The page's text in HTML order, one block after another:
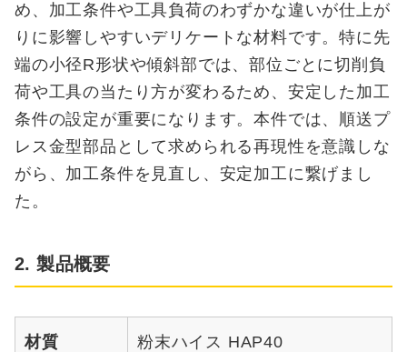
め、加工条件や工具負荷のわずかな違いが仕上が
りに影響しやすいデリケートな材料です。特に先
端の小径R形状や傾斜部では、部位ごとに切削負
荷や工具の当たり方が変わるため、安定した加工
条件の設定が重要になります。本件では、順送プ
レス金型部品として求められる再現性を意識しな
がら、加工条件を見直し、安定加工に繋げまし
た。
2. 製品概要
材質 粉末ハイス HAP40